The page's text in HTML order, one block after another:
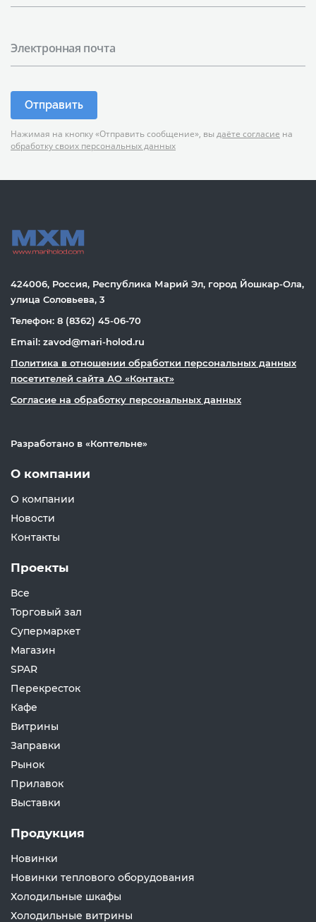
Электронная почта
Отправить
Нажимая на кнопку «Отправить сообщение», вы даёте согласие на
обработку своих персональных данных
424006, Россия, Республика Марий Эл, город Йошкар-Ола,
улица Соловьева, 3
Телефон: 8 (8362) 45-06-70
Email: zavod@mari-holod.ru
Политика в отношении обработки персональных данных
посетителей сайта АО «Контакт»
Согласие на обработку персональных данных
Разработано в «Коптельне»
О компании
О компании
Новости
Контакты
Проекты
Все
Торговый зал
Супермаркет
Магазин
SPAR
Перекресток
Кафе
Витрины
Заправки
Рынок
Прилавок
Выставки
Продукция
Новинки
Новинки теплового оборудования
Холодильные шкафы
Холодильные витрины